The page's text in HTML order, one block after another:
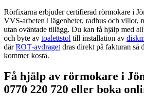
Rörfixarna erbjuder certifierad rörmokare i
VVS‑arbeten i lägenheter, radhus och villor,
utan oväntade tillägg. Du kan få hjälp med
och byte av toalettstol till installation av
därROT‑avdraget dras direkt på fakturan så
kommer kosta.
Få hjälp av rörmokare i
0770 220 720 eller boka